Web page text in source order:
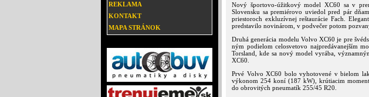
REKLAMA
KONTAKT
MAPA STRÁNOK
Nový športovo-úžitkový model XC60 sa v
Slovensku sa premiérovo uviedol pred pár
priestoroch exkluzívnej reštaurácie Fach.
predstavilo novinárom, v podvečer potom
Druhá generácia modelu Volvo XC60 je pre
ným podielom celosvetovo najpredávanejším
Torsland, kde sa nový model vyrába,
XC60.
Prvé Volvo XC60 bolo vyhotovené v bielom
výkonom 254 koní (187 kW), krútiacim
do obrovitých pneumatík 255/45 R20.